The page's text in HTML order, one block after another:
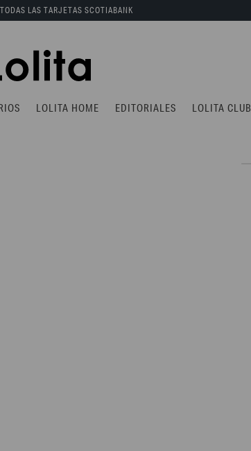
LOLITA HOME EDITORIALES LOLITA CLUB
LAS TARJETAS SCOTIABANK